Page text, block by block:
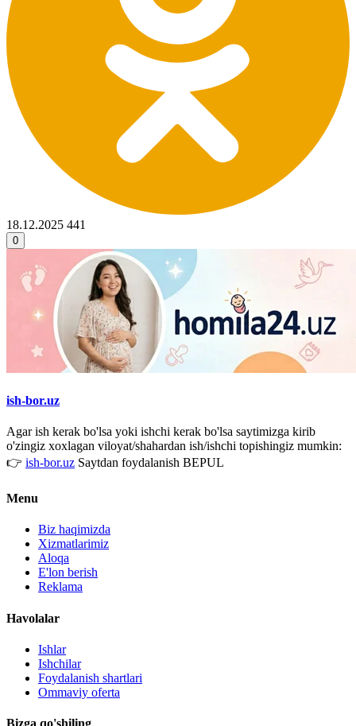
18.12.2025 441
0
ish-bor.uz
Agar ish kerak bo'lsa yoki ishchi kerak bo'lsa saytimizga kirib
o'zingiz xoxlagan viloyat/shahardan ish/ishchi topishingiz mumkin:
👉 ish-bor.uz Saytdan foydalanish BEPUL
Menu
Biz haqimizda
Xizmatlarimiz
Aloqa
E'lon berish
Reklama
Havolalar
Ishlar
Ishchilar
Foydalanish shartlari
Ommaviy oferta